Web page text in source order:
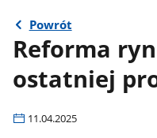
Powrót
Reforma
ostatniej
11.04.2025